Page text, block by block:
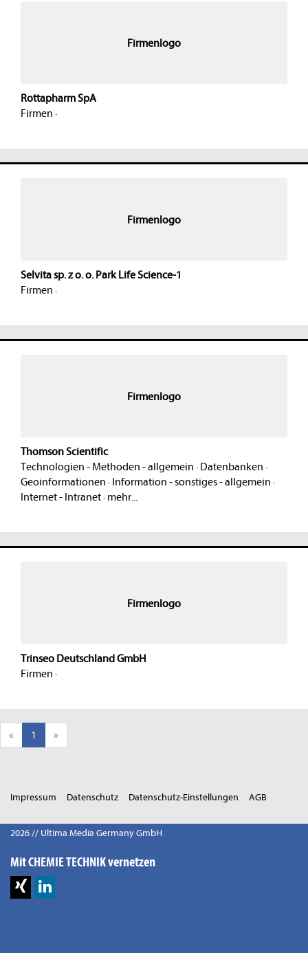
Firmenlogo
Rottapharm SpA
Firmen ·
Firmenlogo
Selvita sp. z o. o. Park Life Science-1
Firmen ·
Firmenlogo
Thomson Scientific
Technologien - Methoden - allgemein · Datenbanken ·
Geoinformationen · Information - sonstiges - allgemein ·
Internet - Intranet· mehr...
Firmenlogo
Trinseo Deutschland GmbH
Firmen ·
« 1 »
Impressum Datenschutz Datenschutz-Einstellungen AGB
2026 // Ultima Media Germany GmbH
Mit CHEMIE TECHNIK vernetzen